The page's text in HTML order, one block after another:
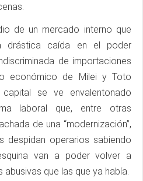
de un mercado interno que
drástica caída en el poder
de importaciones
económico de Milei y Toto
se ve envalentonado
laboral que, entre otras
de una “modernización”,
despidan operarios sabiendo
van a poder volver a
que las que ya había.